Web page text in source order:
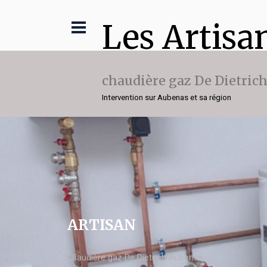
Les
chaudière gaz De Dietrich
Intervention sur Aubenas et sa région
ARTISAN
chaudière gaz De Dietrich Aubenas